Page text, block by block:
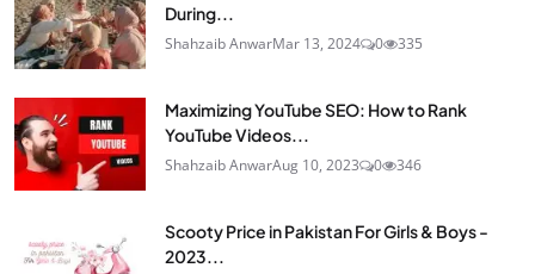
During...
Shahzaib AnwarMar 13, 2024 0 335
Maximizing YouTube SEO: How to Rank
YouTube Videos...
Shahzaib AnwarAug 10, 2023 0 346
Scooty Price in Pakistan For Girls & Boys -
2023...